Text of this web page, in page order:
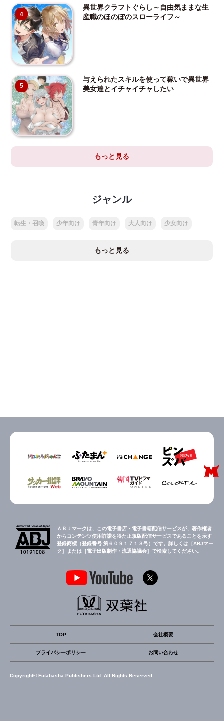
4
異世界クラフトぐらし～自由気ままな生
産職のほのぼのスローライフ～
5
与えられたスキルを使って稼いで異世界
美女達とイチャイチャしたい
もっと見る
ジャンル
転生・召喚 少年向け 青年向け 大人向け 少女向け
もっと見る
ＡＢＪマークは、この電子書店・電子書籍配信サービスが、著作権者
からコンテンツ使用許諾を得た正規版配信サービスであることを示す
登録商標（登録番号 第６０９１７１３号）です。詳しくは［ABJマー
ク］または［電子出版制作・流通協議会］で検索してください。
TOP 会社概要
プライバシーポリシー お問い合わせ
Copyright© Futabasha Publishers Ltd. All Rights Reserved